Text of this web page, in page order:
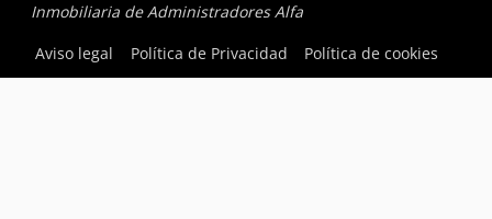
Inmobiliaria de Administradores Alfa
Aviso legal
Política de Privacidad Política de cookies